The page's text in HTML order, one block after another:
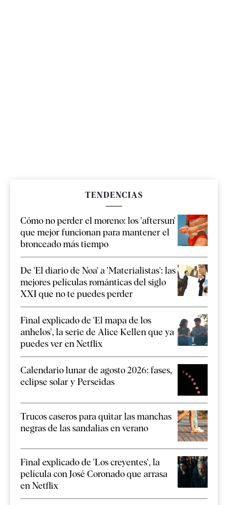
TENDENCIAS
Cómo no perder el moreno: los 'aftersun'
que mejor funcionan para mantener el
bronceado más tiempo
De 'El diario de Noa' a 'Materialistas': las
mejores películas románticas del siglo
XXI que no te puedes perder
Final explicado de 'El mapa de los
anhelos', la serie de Alice Kellen que ya
puedes ver en Netflix
Calendario lunar de agosto 2026: fases,
eclipse solar y Perseidas
Trucos caseros para quitar las manchas
negras de las sandalias en verano
Final explicado de 'Los creyentes', la
película con José Coronado que arrasa
en Netflix